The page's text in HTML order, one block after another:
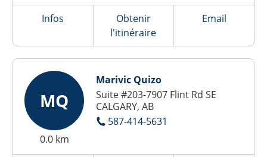
Infos
Obtenir
l'itinéraire
Email
MQ
0.0 km
Marivic Quizo
Suite #203-7907 Flint Rd SE
CALGARY, AB
587-414-5631